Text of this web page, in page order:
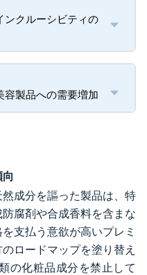
ンクルーシビティの
容製品への需要増加
成分を謳った製品は、特
腐剤や合成香料を含まな
支払う意欲が高いプレミ
ロードマップを塗り替え
の化粧品成分を禁止して